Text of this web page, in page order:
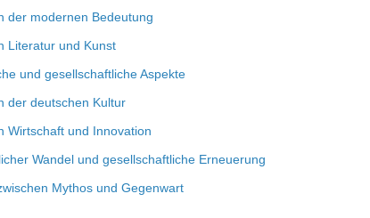
der modernen Bedeutung
Literatur und Kunst
und gesellschaftliche Aspekte
der deutschen Kultur
Wirtschaft und Innovation
Wandel und gesellschaftliche Erneuerung
Mythos und Gegenwart